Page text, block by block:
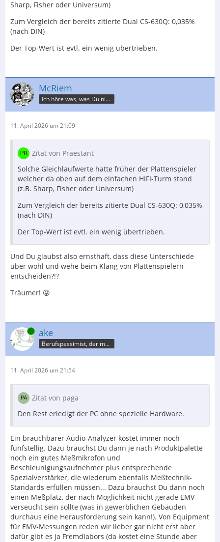
Sharp, Fisher oder Universum)
Zum Vergleich der bereits zitierte Dual CS-630Q: 0,035%
(nach DIN)
Der Top-Wert ist evtl. ein wenig übertrieben.
McRiem
Ich höre was, was Du nicht misst.
11. April 2026 um 21:09
Zitat von Praestant
Solche Gleichlaufwerte hatte früher der Plattenspieler
welcher da oben auf dem einfachen HIFI-Turm stand
(z.B. Sharp, Fisher oder Universum)
Zum Vergleich der bereits zitierte Dual CS-630Q: 0,035%
(nach DIN)
Der Top-Wert ist evtl. ein wenig übertrieben.
Und Du glaubst also ernsthaft, dass diese Unterschiede
über wohl und wehe beim Klang von Plattenspielern
entscheiden?!?
Träumer! 😜
Online ake
Berufspessimist, der meist recht behält
11. April 2026 um 21:54
Zitat von paga
Den Rest erledigt der PC ohne spezielle Hardware.
Ein brauchbarer Audio-Analyzer kostet immer noch
fünfstellig. Dazu brauchst Du dann je nach Produktpalette
noch ein gutes Meßmikrofon und
Beschleunigungsaufnehmer plus entsprechende
Spezialverstärker, die wiederum ebenfalls Meßtechnik-
Standards erfüllen müssen... Dazu brauchst Du dann noch
einen Meßplatz, der nach Möglichkeit nicht gerade EMV-
verseucht sein sollte (was in gewerblichen Gebäuden
durchaus eine Herausforderung sein kann!). Von Equipment
für EMV-Messungen reden wir lieber gar nicht erst aber
dafür gibt es ja Fremdlabors (da kostet eine Stunde aber